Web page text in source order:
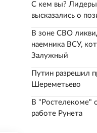
С кем вы?
высказались о
В зоне СВО
наемника ВСУ,
Залужный
Путин разрешил
Шереметьево
В "Ростелекоме"
работе Рунета